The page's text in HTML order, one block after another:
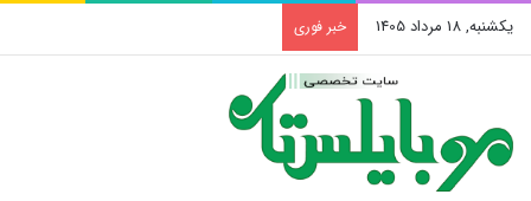
یکشنبه, 18 مرداد 1405 خبر فوری